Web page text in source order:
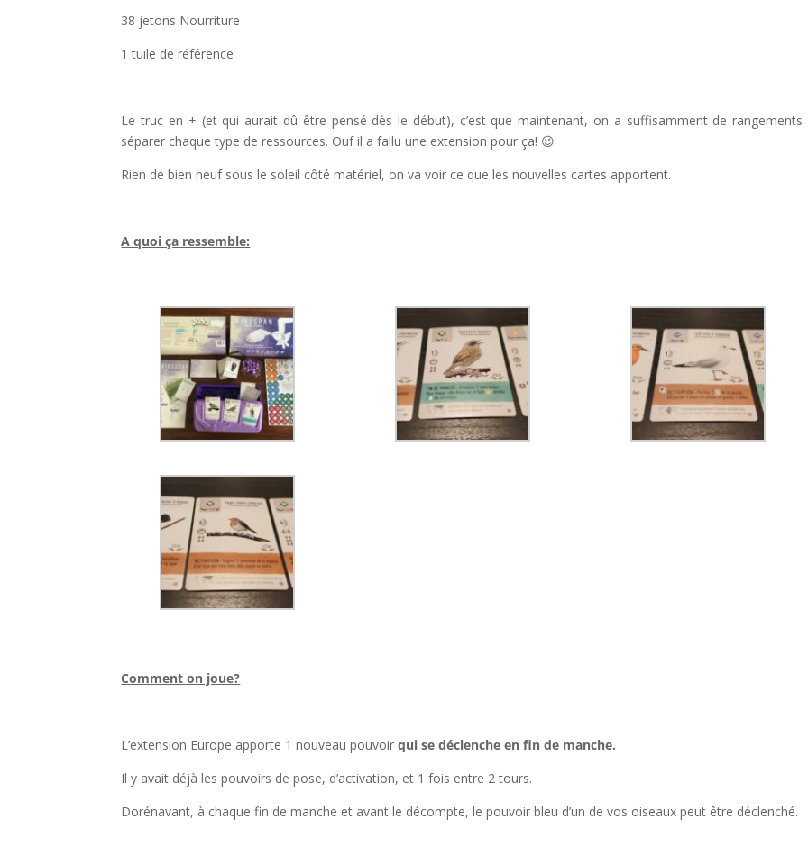
38 jetons Nourriture
1 tuile de référence
Le truc en + (et qui aurait dû être pensé dès le début), c’est que maintenant, on a suffisamment de rangements
séparer chaque type de ressources. Ouf il a fallu une extension pour ça! 😉
Rien de bien neuf sous le soleil côté matériel, on va voir ce que les nouvelles cartes apportent.
A quoi ça ressemble:
Comment on joue?
L’extension Europe apporte 1 nouveau pouvoirqui se déclenche en fin de manche.
Il y avait déjà les pouvoirs de pose, d’activation, et 1 fois entre 2 tours.
Dorénavant, à chaque fin de manche et avant le décompte, le pouvoir bleu d’un de vos oiseaux peut être déclenché.